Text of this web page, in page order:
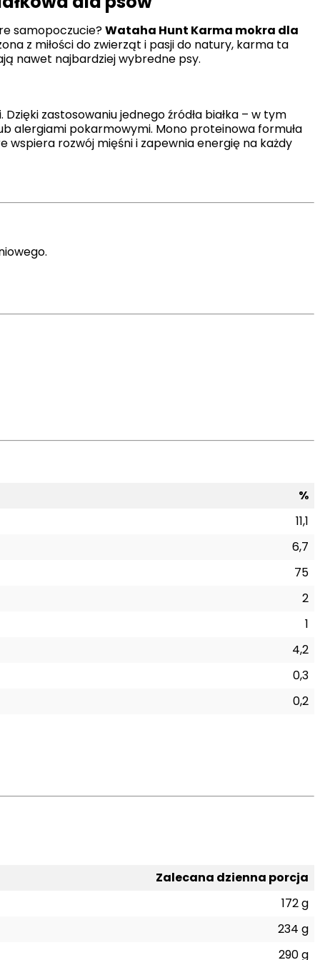
samopoczucie?Wataha Hunt Karma mokra dla
z miłości do zwierząt i pasji do natury, karma ta
nawet najbardziej wybredne psy.
zastosowaniu jednego źródła białka – w tym
alergiami pokarmowymi. Mono proteinowa formuła
rozwój mięśni i zapewnia energię na każdy
%
11,1
6,7
75
2
1
4,2
0,3
0,2
Zalecana dzienna porcja
172 g
234 g
290 g
zachowują się na stronie,
wyświetlanie reklam, które są
strony trzeciej.